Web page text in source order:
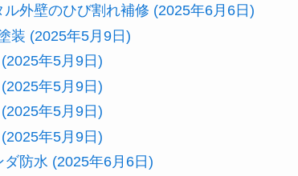
ル外壁のひび割れ補修 (2025年6月6日)
装 (2025年5月9日)
年5月9日)
年5月9日)
年5月9日)
年5月9日)
ダ防水 (2025年6月6日)